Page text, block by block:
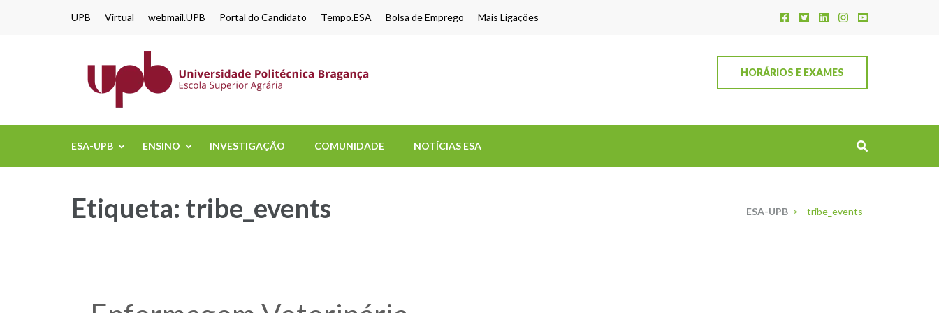
UPB Virtual webmail.UPB Portal do Candidato Tempo.ESA Bolsa de Emprego Mais Ligações
HORÁRIOS E EXAMES
ESA-UPB ENSINO INVESTIGAÇÃO COMUNIDADE NOTÍCIAS ESA
Etiqueta: tribe_events ESA-UPB > tribe_events